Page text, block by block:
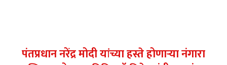
पंतप्रधान नरेंद्र मोदी यांच्या हस्ते होणाऱ्या नंगारा